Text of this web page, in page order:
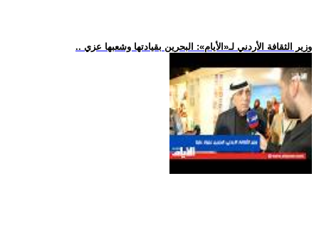
.. وزير الثقافة الأردني لـ«الأيام»: البحرين بقيادتها وشعبها عزي